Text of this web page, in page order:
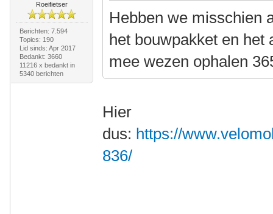
Roeifietser
Berichten: 7.594
Topics: 190
Lid sinds: Apr 2017
Bedankt: 3660
11216 x bedankt in
5340 berichten
Hebben we misschien
het bouwpakket en het
mee wezen ophalen
Hier
dus: https://
836/